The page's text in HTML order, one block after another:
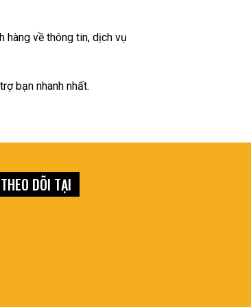
hàng về thông tin, dịch vụ
bạn nhanh nhất.
THEO DÕI TẠI